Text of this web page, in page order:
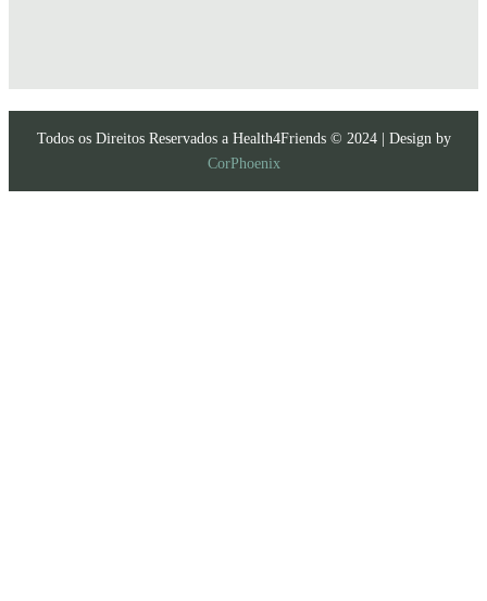
Todos os Direitos Reservados a Health4Friends © 2024 | Design by
CorPhoenix